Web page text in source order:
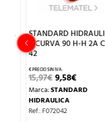
STANDARD HIDRAULICA
– CURVA 90 H-H 2A Cu
42
15,97€EL
PRECIO
ORIGINAL
ERA:
15,97€.
9,58€EL
PRECIO
ACTUAL
ES:
9,58€.
Marca:STANDARD
HIDRAULICA
Ref.: F072042